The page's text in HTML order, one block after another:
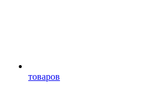
товаров